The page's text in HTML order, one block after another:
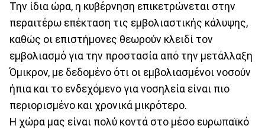
Την ίδια ώρα, η κυβέρνηση επικετρώνεται στην
περαιτέρω επέκταση τις εμβολιαστικής κάλυψης,
καθώς οι επιστήμονες θεωρούν κλειδί τον
εμβολιασμό για την προστασία από την μετάλλαξη
Όμικρον, με δεδομένο ότι οι εμβολιασμένοι νοσούν
ήπια και το ενδεχόμενο για νοσηλεία είναι πιο
περιορισμένο και χρονικά μικρότερο.
Η χώρα μας είναι πολύ κοντά στο μέσο ευρωπαϊκό